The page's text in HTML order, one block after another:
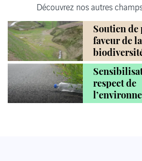
Découvrez nos autres
Soutien de
faveur de la
respect de